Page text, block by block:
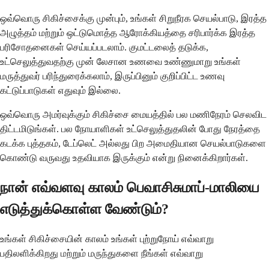
ஒவ்வொரு சிகிச்சைக்கு முன்பும், உங்கள் சிறுநீரக செயல்பாடு, இரத்த
அழுத்தம் மற்றும் ஒட்டுமொத்த ஆரோக்கியத்தை சரிபார்க்க இரத்த
பரிசோதனைகள் செய்யப்படலாம். குமட்டலைத் தடுக்க,
உட்செலுத்துவதற்கு முன் லேசான உணவை உண்ணுமாறு உங்கள்
மருத்துவர் பரிந்துரைக்கலாம், இருப்பினும் குறிப்பிட்ட உணவு
கட்டுப்பாடுகள் எதுவும் இல்லை.
ஒவ்வொரு அமர்வுக்கும் சிகிச்சை மையத்தில் பல மணிநேரம் செலவிட
திட்டமிடுங்கள். பல நோயாளிகள் உட்செலுத்துதலின் போது நேரத்தை
கடக்க புத்தகம், டேப்லெட் அல்லது பிற அமைதியான செயல்பாடுகளை
கொண்டு வருவது உதவியாக இருக்கும் என்று நினைக்கிறார்கள்.
நான் எவ்வளவு காலம் பெவாசிசுமாப்-மாலியை
எடுத்துக்கொள்ள வேண்டும்?
உங்கள் சிகிச்சையின் காலம் உங்கள் புற்றுநோய் எவ்வாறு
பதிலளிக்கிறது மற்றும் மருந்துகளை நீங்கள் எவ்வாறு